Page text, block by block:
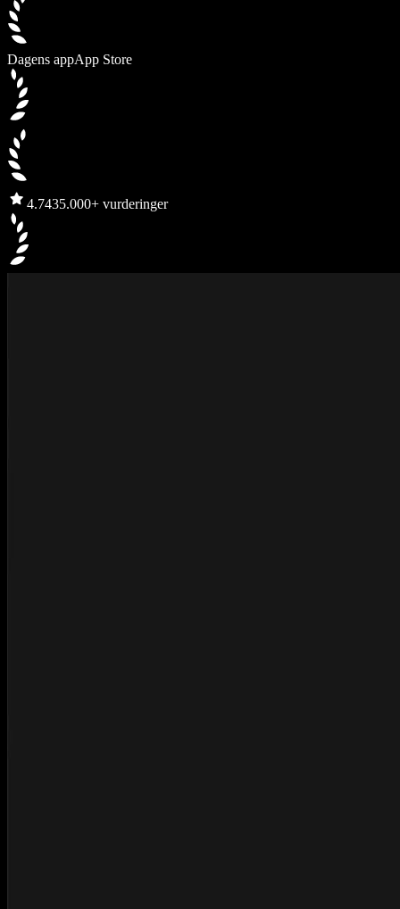
Dagens appApp Store
4.7435.000+ vurderinger